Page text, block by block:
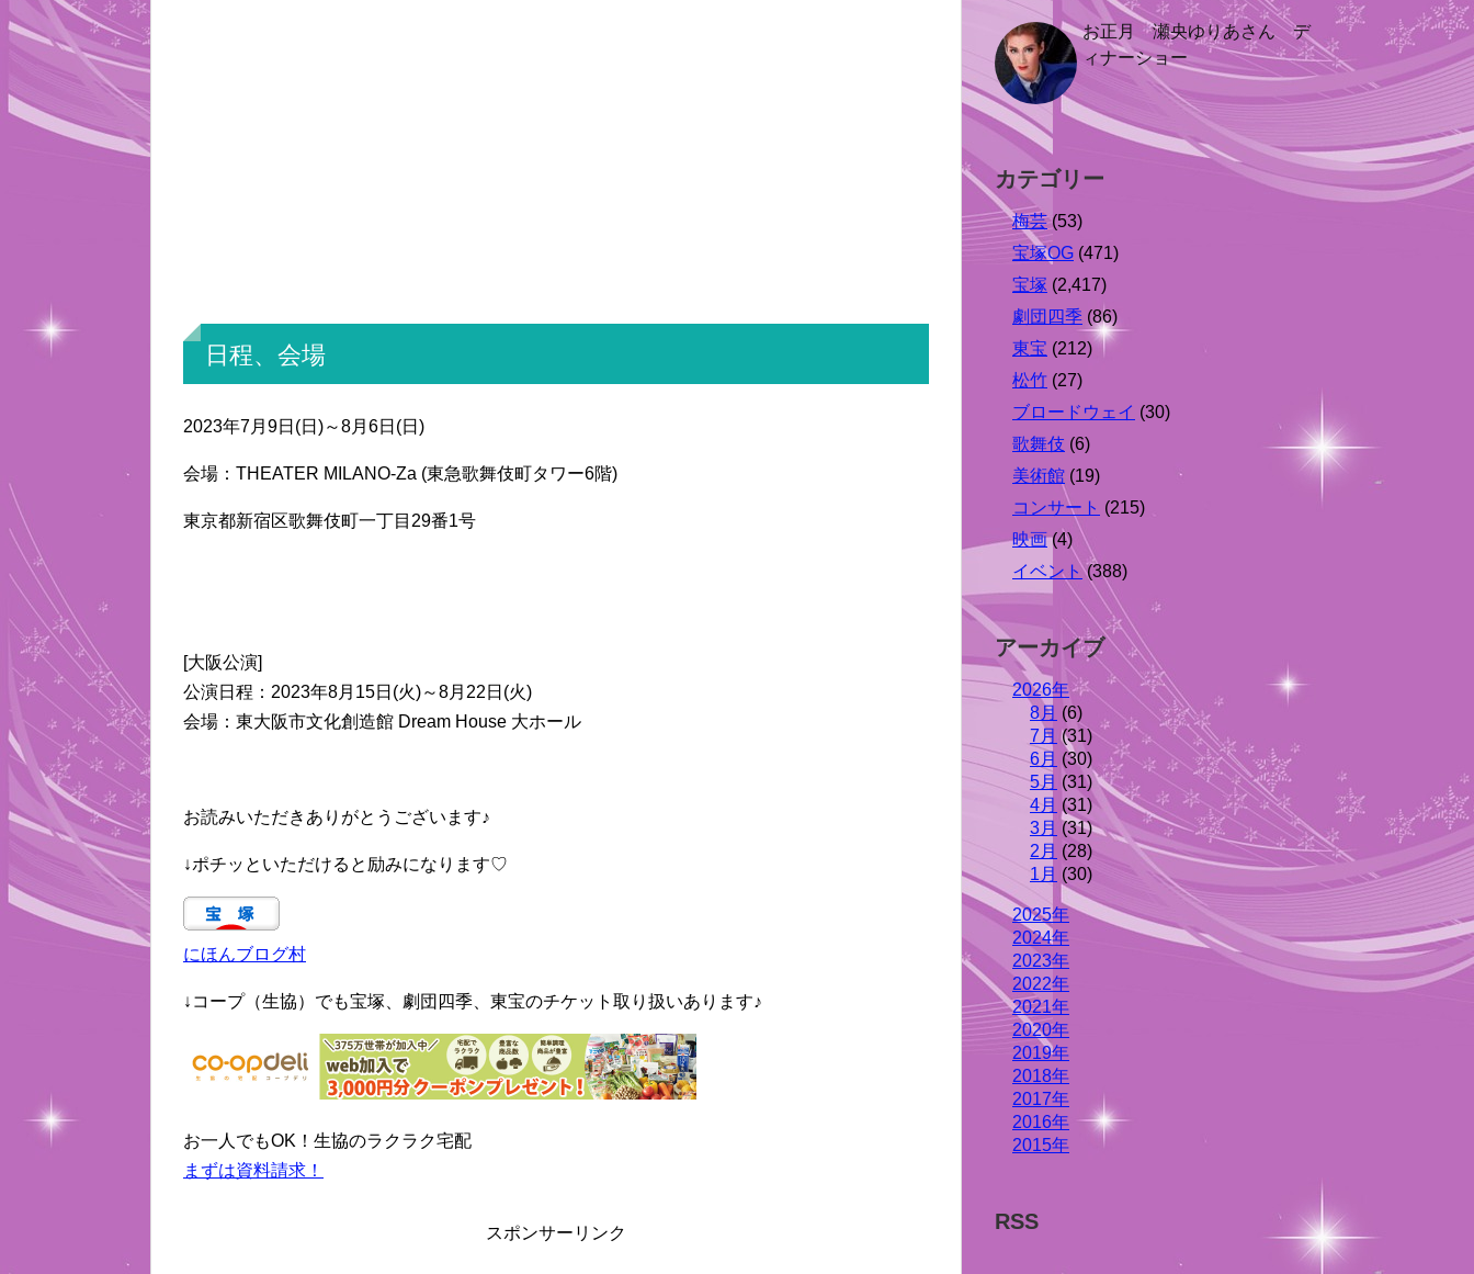
日程、会場
2023年7月9日(日)～8月6日(日)
会場：THEATER MILANO-Za (東急歌舞伎町タワー6階)
東京都新宿区歌舞伎町一丁目29番1号
[大阪公演]
公演日程：2023年8月15日(火)～8月22日(火)
会場：東大阪市文化創造館 Dream House 大ホール
お読みいただきありがとうございます♪
↓ポチッといただけると励みになります♡
にほんブログ村
↓コープ（生協）でも宝塚、劇団四季、東宝のチケット取り扱いあります♪
お一人でもOK！生協のラクラク宅配
まずは資料請求！
スポンサーリンク
お正月 瀬央ゆりあさん デ
ィナーショー
カテゴリー
梅芸(53)
宝塚OG (471)
宝塚 (2,417)
劇団四季 (86)
東宝 (212)
松竹 (27)
ブロードウェイ (30)
歌舞伎 (6)
美術館 (19)
コンサート (215)
映画(4)
イベント(388)
アーカイブ
2026年
8月 (6)
7月 (31)
6月 (30)
5月 (31)
4月 (31)
3月 (31)
2月 (28)
1月 (30)
2025年
2024年
2023年
2022年
2021年
2020年
2019年
2018年
2017年
2016年
2015年
RSS